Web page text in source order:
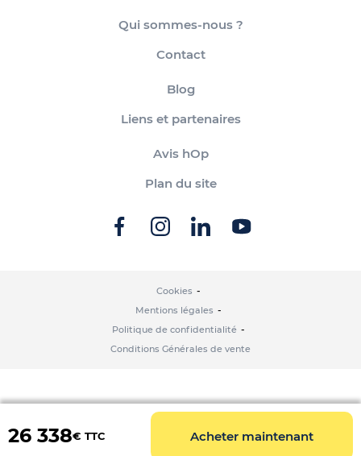
26 338€ TTC Acheter maintenant
Qui sommes-nous ?
Contact
Blog
Liens et partenaires
Avis hOp
Plan du site
Cookies
Mentions légales
Politique de confidentialité
Conditions Générales de vente